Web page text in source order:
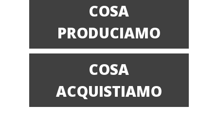
COSA
PRODUCIAMO
COSA
ACQUISTIAMO